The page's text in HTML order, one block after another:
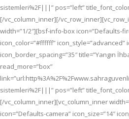
sistemleri%2F|||” pos=”left”
[/vc_column_inner][/
width=”1/2″][bsf-info-box icon=”Defaults-
icon_color=”#ffffff” icon_style=”advanced”
icon_border_spacing=”35″ title=”Yangın
read_more=”box”
sistemleri%2F|||” pos=”left”
[/vc_column_inner][vc_column_inner
icon=”Defaults-camera” icon_size=”14″